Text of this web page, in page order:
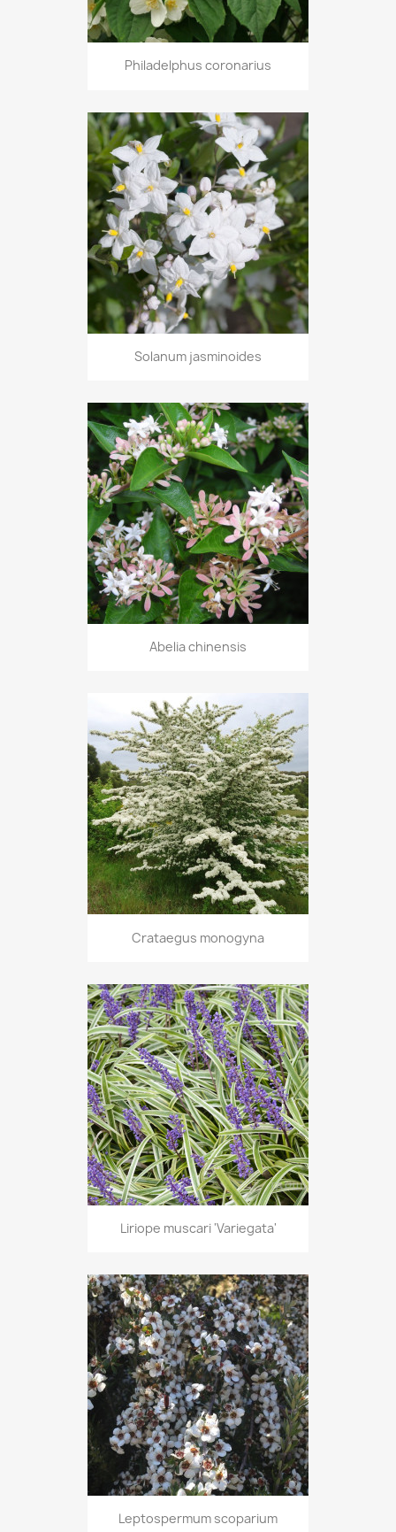
Philadelphus coronarius
Solanum jasminoides
Abelia chinensis
Crataegus monogyna
Liriope muscari 'Variegata'
Leptospermum scoparium